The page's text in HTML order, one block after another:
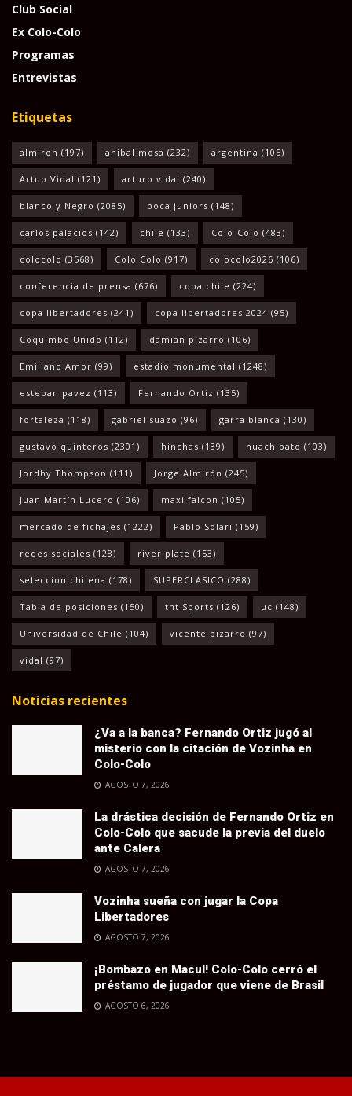
Club Social
Ex Colo-Colo
Programas
Entrevistas
Etiquetas
almiron (197) anibal mosa (232) argentina (105)
Artuo Vidal (121) arturo vidal (240)
blanco y Negro (2085) boca juniors (148)
carlos palacios (142) chile (133) Colo-Colo (483)
colocolo (3568) Colo Colo (917) colocolo2026 (106)
conferencia de prensa (676) copa chile (224)
copa libertadores (241) copa libertadores 2024 (95)
Coquimbo Unido (112) damian pizarro (106)
Emiliano Amor (99) estadio monumental (1248)
esteban pavez (113) Fernando Ortiz (135)
fortaleza (118) gabriel suazo (96) garra blanca (130)
gustavo quinteros (2301) hinchas (139) huachipato (103)
Jordhy Thompson (111) Jorge Almirón (245)
Juan Martín Lucero (106) maxi falcon (105)
mercado de fichajes (1222) Pablo Solari (159)
redes sociales (128) river plate (153)
seleccion chilena (178) SUPERCLASICO (288)
Tabla de posiciones (150) tnt Sports (126) uc (148)
Universidad de Chile (104) vicente pizarro (97)
vidal (97)
Noticias recientes
¿Va a la banca? Fernando Ortiz jugó al
misterio con la citación de Vozinha en
Colo-Colo
AGOSTO 7, 2026
La drástica decisión de Fernando Ortiz en
Colo-Colo que sacude la previa del duelo
ante Calera
AGOSTO 7, 2026
Vozinha sueña con jugar la Copa
Libertadores
AGOSTO 7, 2026
¡Bombazo en Macul! Colo-Colo cerró el
préstamo de jugador que viene de Brasil
AGOSTO 6, 2026